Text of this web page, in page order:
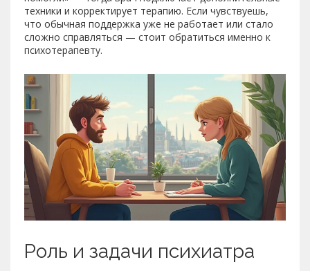
техники и корректирует терапию. Если чувствуешь,
что обычная поддержка уже не работает или стало
сложно справляться — стоит обратиться именно к
психотерапевту.
Роль и задачи психиатра